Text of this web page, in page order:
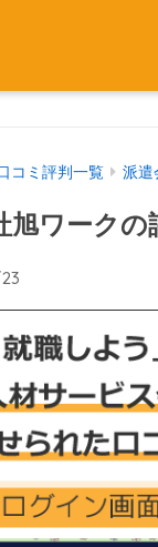
コミ評判一覧 派遣
旭ワークの